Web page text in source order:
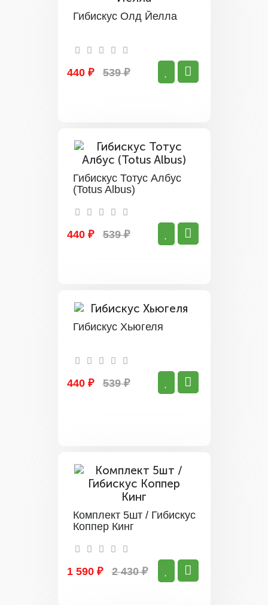
Гибискус Олд Йелла
440 ₽ 539 ₽
Гибискус Тотус Албус
(Totus Albus)
440 ₽ 539 ₽
Гибискус Хьюгеля
440 ₽ 539 ₽
Комплект 5шт / Гибискус
Коппер Кинг
1 590 ₽ 2 430 ₽